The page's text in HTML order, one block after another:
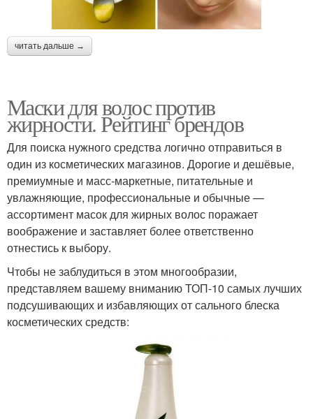
читать дальше →
Маски для волос против
жирности. Рейтинг брендов
Для поиска нужного средства логично отправиться в
один из косметических магазинов. Дорогие и дешёвые,
премиумные и масс-маркетные, питательные и
увлажняющие, профессиональные и обычные —
ассортимент масок для жирных волос поражает
воображение и заставляет более ответственно
отнестись к выбору.
Чтобы не заблудиться в этом многообразии,
представляем вашему вниманию ТОП-10 самых лучших
подсушивающих и избавляющих от сального блеска
косметических средств: